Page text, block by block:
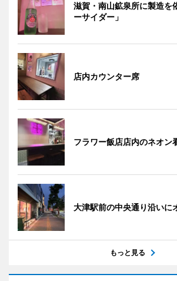
滋賀・南山鉱泉所に製造を
ーサイダー」
店内カウンター席
フラワー飯店店内のネオン
大津駅前の中央通り沿いに
もっと見る